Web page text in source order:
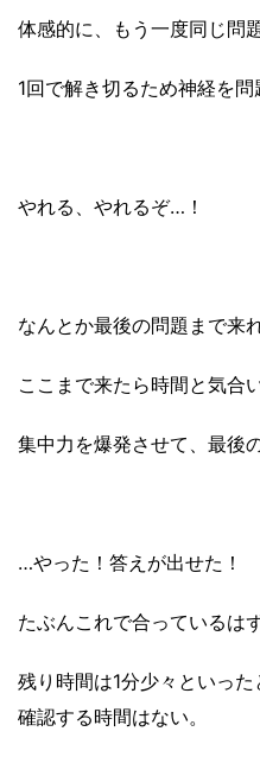
体感的に、もう一度同じ問
1回で解き切るため神経を問
やれる、やれるぞ…！
なんとか最後の問題まで来れ
ここまで来たら時間と気合
集中力を爆発させて、最後
…やった！答えが出せた！
たぶんこれで合っているはず
残り時間は1分少々といっ
確認する時間はない。